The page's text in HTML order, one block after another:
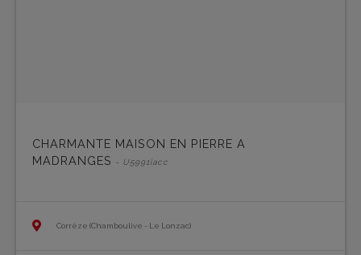
CHARMANTE MAISON EN PIERRE A
MADRANGES
- U5991iacc
Corrèze (Chamboulive - Le Lonzac)